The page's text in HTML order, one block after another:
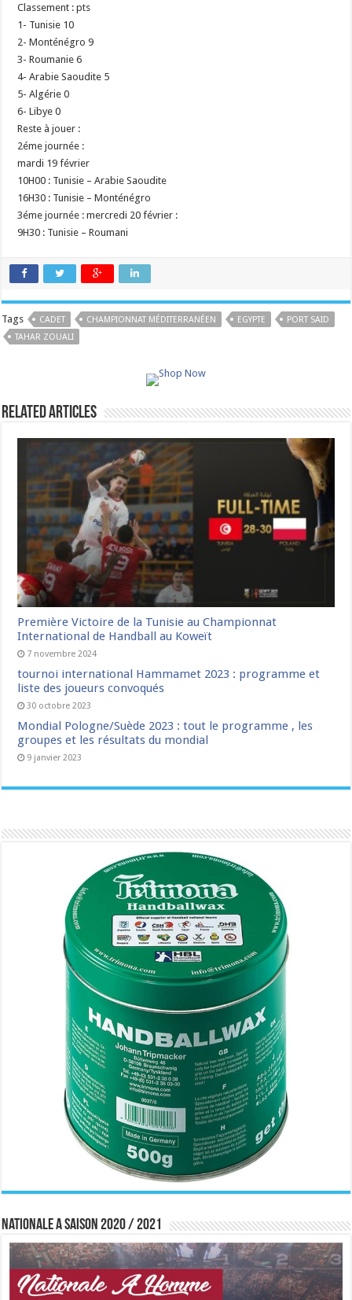
Classement : pts
1- Tunisie 10
2- Monténégro 9
3- Roumanie 6
4- Arabie Saoudite 5
5- Algérie 0
6- Libye 0
Reste à jouer :
2éme journée :
mardi 19 février
10H00 : Tunisie – Arabie Saoudite
16H30 : Tunisie – Monténégro
3éme journée : mercredi 20 février :
9H30 : Tunisie – Roumani
Tags CADET CHAMPIONNAT MÉDITERRANÉEN EGYPTE
PORT SAID
TAHAR ZOUALI
Related Articles
Première Victoire de la Tunisie au Championnat
International de Handball au Koweït
7 novembre 2024
tournoi international Hammamet 2023 : programme et
liste des joueurs convoqués
30 octobre 2023
Mondial Pologne/Suède 2023 : tout le programme , les
groupes et les résultats du mondial
9 janvier 2023
Nationale A saison 2020 / 2021